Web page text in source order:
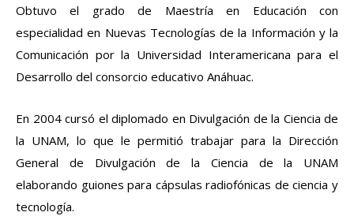
Obtuvo el grado de Maestría en Educación con
especialidad en Nuevas Tecnologías de la Información y la
Comunicación por la Universidad Interamericana para el
Desarrollo del consorcio educativo Anáhuac.
En 2004 cursó el diplomado en Divulgación de la Ciencia de
la UNAM, lo que le permitió trabajar para la Dirección
General de Divulgación de la Ciencia de la UNAM
elaborando guiones para cápsulas radiofónicas de ciencia y
tecnología.